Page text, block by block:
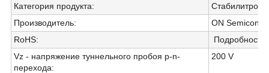
Категория продукта:
Стабилитроны
Производитель:
ON
RoHS:
Подробности
Vz - напряжение туннельного пробоя p-n-
перехода:
200 V